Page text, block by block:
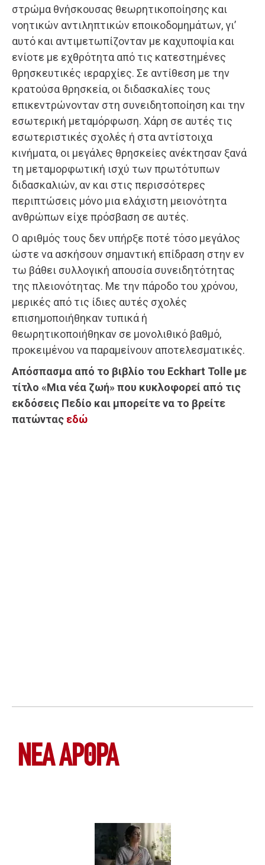
στρώμα θνήσκουσας θεωρητικοποίησης και
νοητικών αντιληπτικών εποικοδομημάτων, γι’
αυτό και αντιμετωπίζονταν με καχυποψία και
ενίοτε με εχθρότητα από τις κατεστημένες
θρησκευτικές ιεραρχίες. Σε αντίθεση με την
κρατούσα θρησκεία, οι διδασκαλίες τους
επικεντρώνονταν στη συνειδητο­ποίηση και την
εσωτερική μεταμόρφωση. Χάρη σε αυτές τις
εσωτεριστικές σχολές ή στα αντίστοιχα
κινήματα, οι μεγάλες θρησκείες ανέκτησαν ξανά
τη μεταμορφωτική ισχύ των πρωτότυπων
διδασκαλιών, αν και στις περισσότερες
περιπτώσεις μόνο μια ελάχιστη μειονότητα
ανθρώπων είχε πρόσβαση σε αυτές.
Ο αριθμός τους δεν υπήρξε ποτέ τόσο μεγάλος
ώστε να ασκήσουν σημαντική επίδραση στην εν
τω βάθει συλλογική απουσία συνειδητότητας
της πλειονότητας. Με την πάροδο του χρόνου,
μερικές από τις ίδιες αυτές σχολές
επισημοποιήθηκαν τυπικά ή
θεωρητικοποιήθηκαν σε μονολιθικό βαθμό,
προκειμένου να παραμείνουν αποτελεσματικές.
Απόσπασμα από το βιβλίο του Eckhart Tolle με
τίτλο «Μια νέα ζωή» που κυκλοφορεί από τις
εκδόσεις Πεδίο και μπορείτε να το βρείτε
πατώντας εδώ
ΝΕΑ ΆΡΘΡΑ